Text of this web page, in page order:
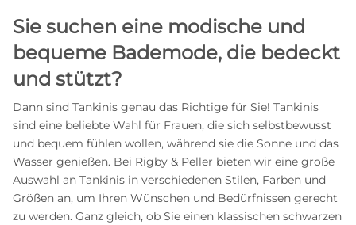
Sie suchen eine modische und
bequeme Bademode, die bedeckt
und stützt?
Dann sind Tankinis genau das Richtige für Sie! Tankinis
sind eine beliebte Wahl für Frauen, die sich selbstbewusst
und bequem fühlen wollen, während sie die Sonne und das
Wasser genießen. Bei Rigby & Peller bieten wir eine große
Auswahl an Tankinis in verschiedenen Stilen, Farben und
Größen an, um Ihren Wünschen und Bedürfnissen gerecht
zu werden. Ganz gleich, ob Sie einen klassischen schwarzen